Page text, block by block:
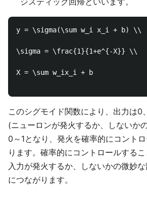
y = \sigma(\sum w_i x_i + b) \\
\sigma = \frac{1}{1+e^{-X}} \\
X = \sum w_ix_i + b
このシグモイド関数により、出力は0
(ニューロンが発火するか、しないかの
0～1となり、発火を確率的にコント
ります。確率的にコントロールするこ
入力が発火するか、しないかの微妙
につながります。